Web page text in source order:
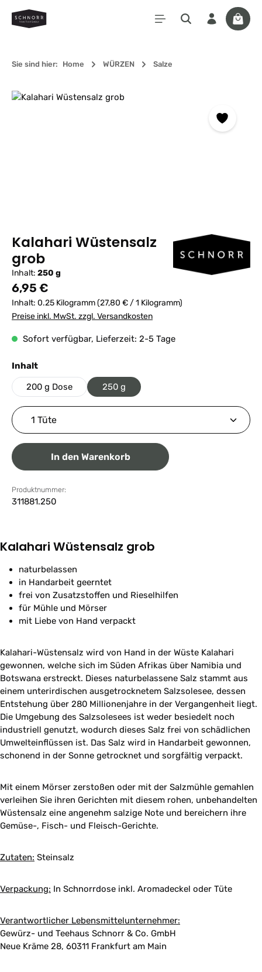
Zum Hauptinhalt springen
Sie sind hier: Home WÜRZEN Salze
Bildergalerie überspringen
Kalahari Wüstensalz
grob
Inhalt: 250 g
Regulärer Preis:
6,95 €
Inhalt: 0.25 Kilogramm(27,80 € / 1 Kilogramm)
Preise inkl. MwSt. zzgl. Versandkosten
Sofort verfügbar, Lieferzeit: 2-5 Tage
Inhaltauswählen
200 g Dose 250 g
Produkt Anzahl: Gib den gewünschten Wert ein
In den Warenkorb
Produktnummer:
311881.250
Kalahari Wüstensalz grob
naturbelassen
in Handarbeit geerntet
frei von Zusatzstoffen und Rieselhilfen
für Mühle und Mörser
mit Liebe von Hand verpackt
Kalahari-Wüstensalz wird von Hand in der Wüste Kalahari
gewonnen, welche sich im Süden Afrikas über Namibia und
Botswana erstreckt. Dieses naturbelassene Salz stammt aus
einem unterirdischen ausgetrocknetem Salzsolesee, dessen
Entstehung über 280 Millionenjahre in der Vergangenheit liegt.
Die Umgebung des Salzsolesees ist weder besiedelt noch
industriell genutzt, wodurch dieses Salz frei von schädlichen
Umwelteinflüssen ist. Das Salz wird in Handarbeit gewonnen,
schonend in der Sonne getrocknet und sorgfältig verpackt.
Mit einem Mörser zerstoßen oder mit der Salzmühle gemahlen
verleihen Sie ihren Gerichten mit diesem rohen, unbehandelten
Wüstensalz eine angenehm salzige Note und bereichern ihre
Gemüse-, Fisch- und Fleisch-Gerichte.
Zutaten: Steinsalz
Verpackung: In Schnorrdose inkl. Aromadeckel oder Tüte
Verantwortlicher Lebensmittelunternehmer:
Gewürz- und Teehaus Schnorr & Co. GmbH
Neue Kräme 28, 60311 Frankfurt am Main